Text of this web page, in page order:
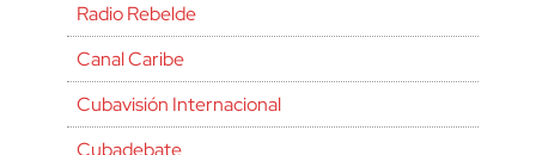
Radio Rebelde
Canal Caribe
Cubavisión Internacional
Cubadebate